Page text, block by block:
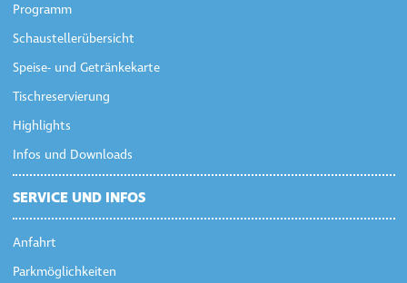
Programm
Schaustellerübersicht
Speise- und Getränkekarte
Tischreservierung
Highlights
Infos und Downloads
SERVICE UND INFOS
Anfahrt
Parkmöglichkeiten